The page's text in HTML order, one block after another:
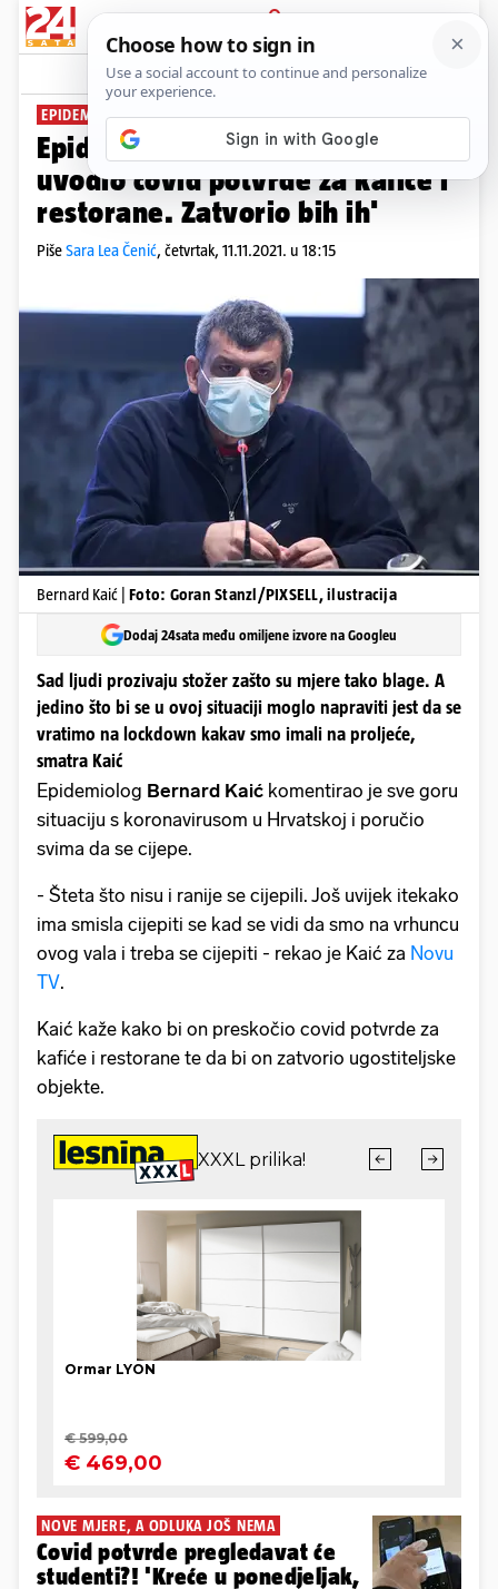
PRIJAVA
News Komentari
EPIDEMIJA DIVLJA
Epidemiolog Kaić: 'Ja ne bih
uvodio covid potvrde za kafiće i
restorane. Zatvorio bih ih'
PišeSara Lea Čenić, četvrtak, 11.11.2021. u 18:15
Bernard Kaić | Foto: Goran Stanzl/PIXSELL, ilustracija
Dodaj 24sata među omiljene izvore na Googleu
Sad ljudi prozivaju stožer zašto su mjere tako blage. A
jedino što bi se u ovoj situaciji moglo napraviti jest da se
vratimo na lockdown kakav smo imali na proljeće,
smatra Kaić
Epidemiolog Bernard Kaić komentirao je sve goru
situaciju s koronavirusom u Hrvatskoj i poručio
svima da se cijepe.
- Šteta što nisu i ranije se cijepili. Još uvijek itekako
ima smisla cijepiti se kad se vidi da smo na vrhuncu
ovog vala i treba se cijepiti - rekao je Kaić za Novu
TV.
Kaić kaže kako bi on preskočio covid potvrde za
kafiće i restorane te da bi on zatvorio ugostiteljske
objekte.
NOVE MJERE, A ODLUKA JOŠ NEMA
Covid potvrde pregledavat će
studenti?! 'Kreće u ponedjeljak,